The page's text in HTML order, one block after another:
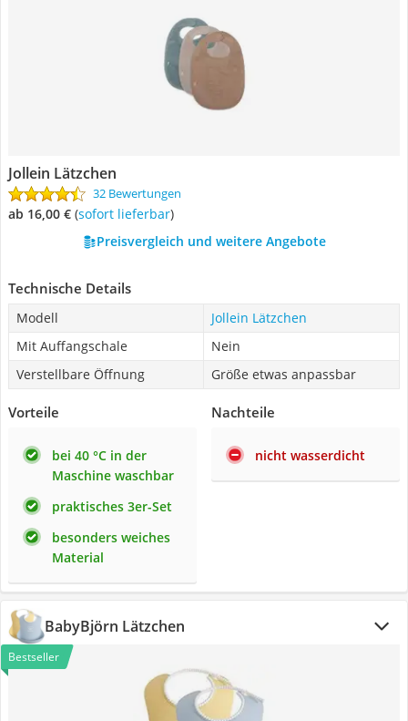
Jollein Lätzchen
32 Bewertungen
ab 16,00 € ( Sofort lieferbar)
Preisvergleich und weitere Angebote
Technische Details
Modell
Jollein Lätzchen
Mit Auffangschale
Nein
Verstellbare Öffnung
Größe etwas anpassbar
Vorteile
bei 40 °C in der
Maschine waschbar
praktisches 3er-Set
besonders weiches
Material
Nachteile
nicht wasserdicht
BabyBjörn Lätzchen
Bestseller